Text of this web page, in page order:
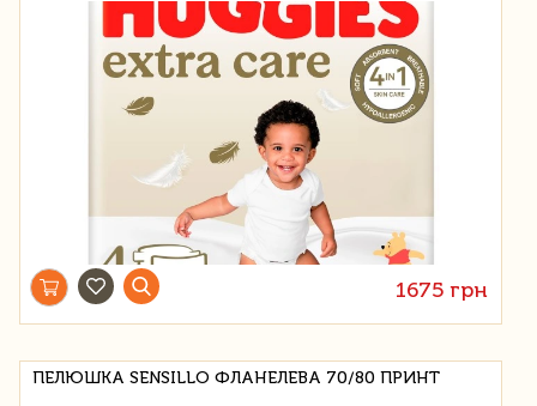
1675 грн
ПЕЛЮШКА SENSILLO ФЛАНЕЛЕВА 70/80 ПРИНТ